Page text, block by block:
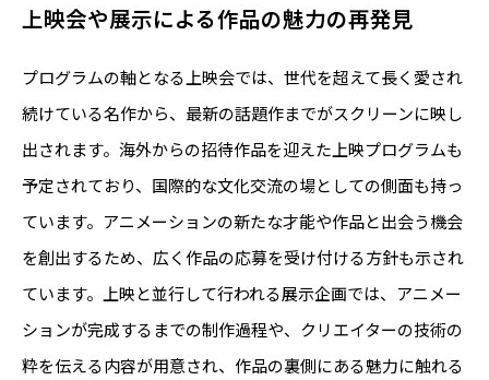
上映会や展示による作品の魅力の再発見
プログラムの軸となる上映会では、世代を超えて長く愛され
続けている名作から、最新の話題作までがスクリーンに映し
出されます。海外からの招待作品を迎えた上映プログラムも
予定されており、国際的な文化交流の場としての側面も持っ
ています。アニメーションの新たな才能や作品と出会う機会
を創出するため、広く作品の応募を受け付ける方針も示され
ています。上映と並行して行われる展示企画では、アニメー
ションが完成するまでの制作過程や、クリエイターの技術の
粋を伝える内容が用意され、作品の裏側にある魅力に触れる